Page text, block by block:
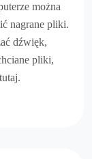
można
nagrane pliki.
dźwięk,
pliki,